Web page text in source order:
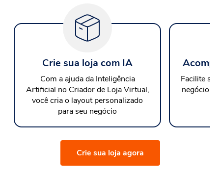
Crie sua loja com IA
Com a ajuda da Inteligência
Artificial no Criador de Loja Virtual,
você cria o layout personalizado
para seu negócio
Facilite
negócio
Crie sua loja agora